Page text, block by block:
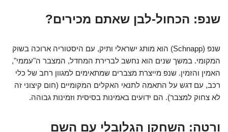
שנפ: הכחול-לבן שאתם מכירים?
שנפ (Schnapp) הוא מותג ישראלי ותיק, עם היסטוריה ארוכה בשוק
המקומי. במשך שנים הוא נחשב לברירת המחדל, המצבר ה"עממי",
האמין והזמין. שנפ מייצרת מצברים שמתאימים למגוון רחב של כלי
רכב, עם דגש על התאמה לתנאי האקלים המקומיים (חום קיצוני זה
לא צחוק למצבר). הם ידועים באמינות בסיסית וזמינות גבוהה.
ורטה: השחקן הגלובלי עם השם